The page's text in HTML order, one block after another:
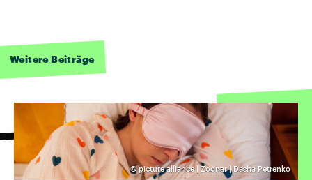
Weitere Beiträge
©picture alliance | Zoonar | Dasha Petrenko